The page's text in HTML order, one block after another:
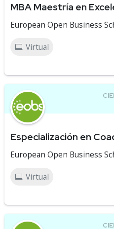
MBA Maestría en
European Open Business
Virtual
Especialización en
European Open Business
Virtual